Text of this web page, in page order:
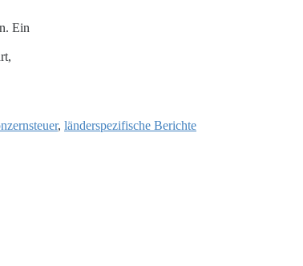
Ein
, länderspezifische Berichte